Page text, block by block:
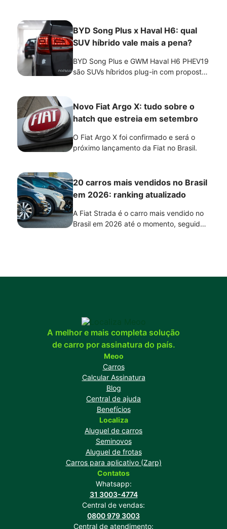
BYD Song Plus x Haval H6: qual
SUV híbrido vale mais a pena?
BYD Song Plus e GWM Haval H6 PHEV19
são SUVs híbridos plug-in com propostas
autonomia e conforto, o Haval H6
PHEV19 se destaca pelo desempenho e
pela condução mais dinâmica. A melhor
escolha depende do perfil de uso e das
prioridades de cada motorista.
Novo Fiat Argo X: tudo sobre o
hatch que estreia em setembro
O Fiat Argo X foi confirmado e será o
próximo lançamento da Fiat no Brasil.
20 carros mais vendidos no Brasil
em 2026: ranking atualizado
A Fiat Strada é o carro mais vendido no
Brasil em 2026 até o momento, seguida
acumulado do ano e mostra a força de
A melhor e mais completa solução
de carro por assinatura do país.
Meoo
Carros
Calcular Assinatura
Blog
Central de ajuda
Benefícios
Localiza
Aluguel de carros
Seminovos
Aluguel de frotas
Carros para aplicativo (Zarp)
Contatos
Whatsapp:
31 3003-4774
Central de vendas:
0800 979 3003
Central de atendimento: